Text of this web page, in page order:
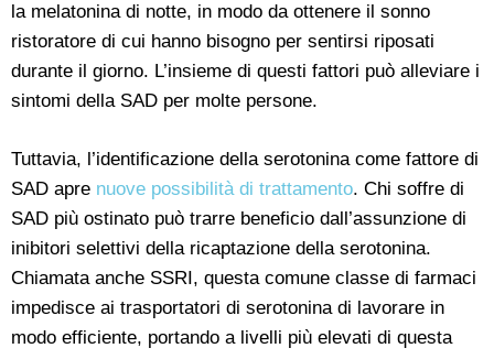
la melatonina di notte, in modo da ottenere il sonno
ristoratore di cui hanno bisogno per sentirsi riposati
durante il giorno. L’insieme di questi fattori può alleviare i
sintomi della SAD per molte persone.
Tuttavia, l’identificazione della serotonina come fattore di
SAD apre nuove possibilità di trattamento. Chi soffre di
SAD più ostinato può trarre beneficio dall’assunzione di
inibitori selettivi della ricaptazione della serotonina.
Chiamata anche SSRI, questa comune classe di farmaci
impedisce ai trasportatori di serotonina di lavorare in
modo efficiente, portando a livelli più elevati di questa